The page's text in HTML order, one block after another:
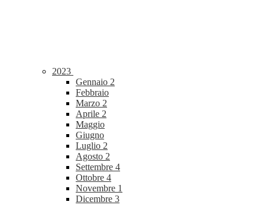
2023
Gennaio 2
Febbraio
Marzo 2
Aprile 2
Maggio
Giugno
Luglio 2
Agosto 2
Settembre 4
Ottobre 4
Novembre 1
Dicembre 3